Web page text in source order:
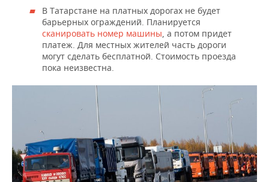
В Татарстане на платных дорогах не будет
барьерных ограждений. Планируется
сканировать номер машины, а потом придет
платеж. Для местных жителей часть дороги
могут сделать бесплатной. Стоимость проезда
пока неизвестна.